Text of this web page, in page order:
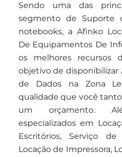
Sendo uma das
segmento de Suporte
notebooks, a Afinko
De Equipamentos De
os melhores recursos
objetivo de disponibilizar
de Dados na Zona
qualidade que você
um orçamento.
especializados em
Escritórios, Serviço
Locação de Impressora,